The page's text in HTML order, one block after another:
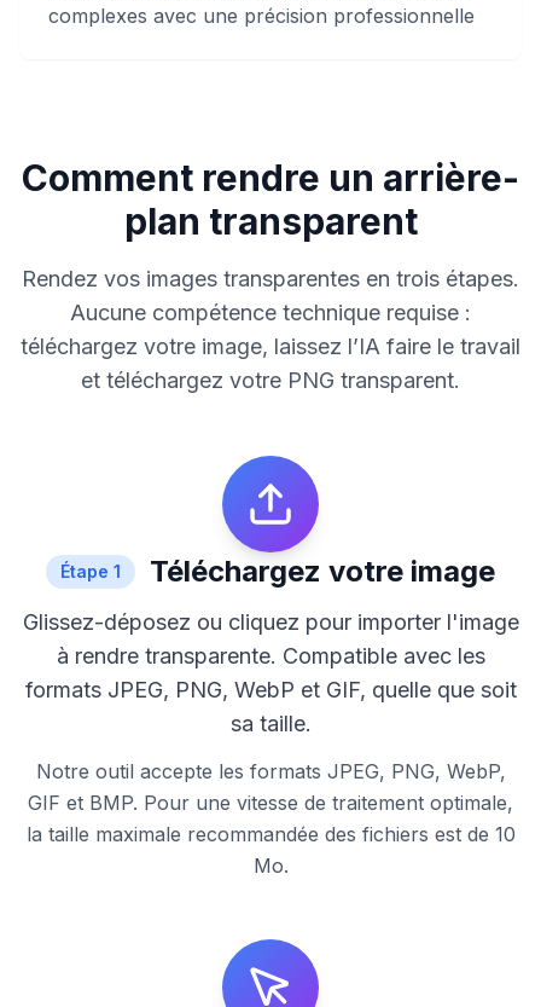
complexes avec une précision professionnelle
Comment rendre un arrière-
plan transparent
Rendez vos images transparentes en trois étapes.
Aucune compétence technique requise :
téléchargez votre image, laissez l’IA faire le travail
et téléchargez votre PNG transparent.
Étape 1 Téléchargez votre image
Glissez-déposez ou cliquez pour importer l'image
à rendre transparente. Compatible avec les
formats JPEG, PNG, WebP et GIF, quelle que soit
sa taille.
Notre outil accepte les formats JPEG, PNG, WebP,
GIF et BMP. Pour une vitesse de traitement optimale,
la taille maximale recommandée des fichiers est de 10
Mo.